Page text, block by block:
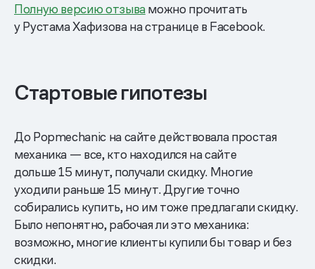
Полную версию отзываможно прочитать
у Рустама Хафизова на странице в Facebook.
Стартовые гипотезы
До Popmechanic на сайте действовала простая
механика — все, кто находился на сайте
дольше 15 минут, получали скидку. Многие
уходили раньше 15 минут. Другие точно
собирались купить, но им тоже предлагали скидку.
Было непонятно, рабочая ли это механика:
возможно, многие клиенты купили бы товар и без
скидки.